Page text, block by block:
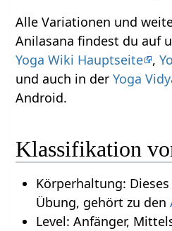
Alle Variationen und
Anilasana findest du auf
Yoga Wiki Hauptseite ,
und auch in derYoga
Android.
Klassifikation
Körperhaltung: Dieses
Übung, gehört zu den
Level: Anfänger,